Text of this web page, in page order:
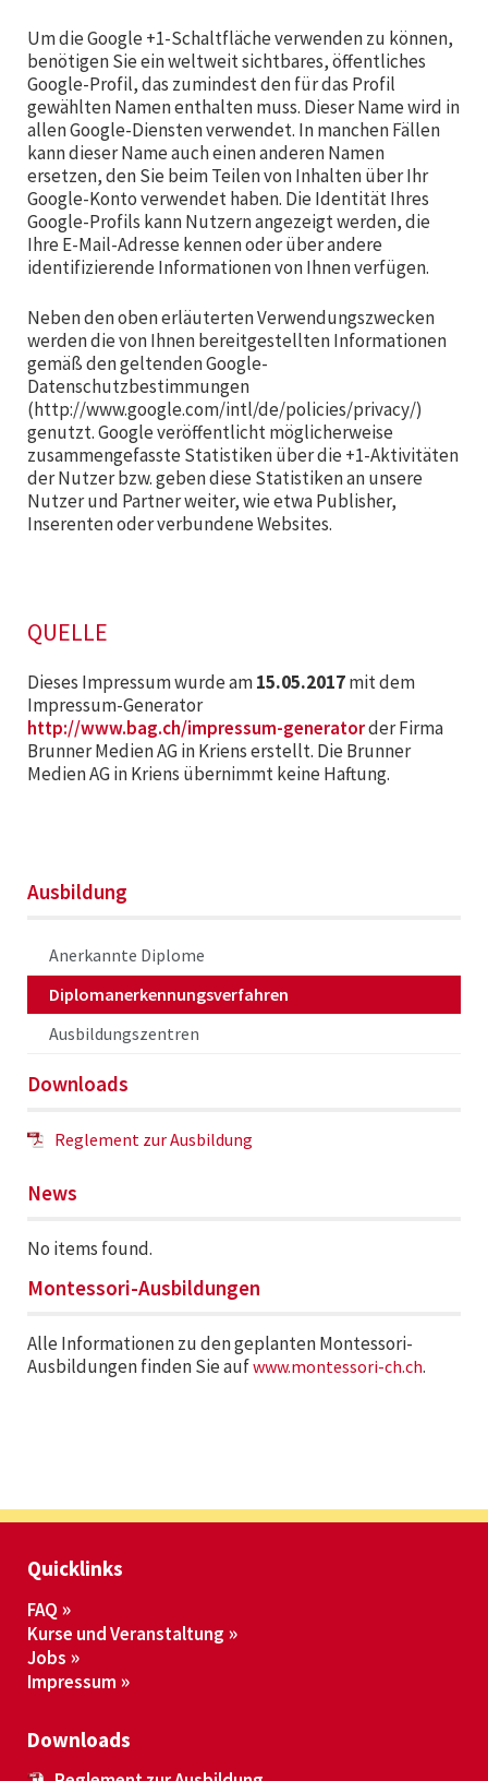
Um die Google +1-Schaltfläche verwenden zu können,
benötigen Sie ein weltweit sichtbares, öffentliches
Google-Profil, das zumindest den für das Profil
gewählten Namen enthalten muss. Dieser Name wird in
allen Google-Diensten verwendet. In manchen Fällen
kann dieser Name auch einen anderen Namen
ersetzen, den Sie beim Teilen von Inhalten über Ihr
Google-Konto verwendet haben. Die Identität Ihres
Google-Profils kann Nutzern angezeigt werden, die
Ihre E-Mail-Adresse kennen oder über andere
identifizierende Informationen von Ihnen verfügen.
Neben den oben erläuterten Verwendungszwecken
werden die von Ihnen bereitgestellten Informationen
gemäß den geltenden Google-
Datenschutzbestimmungen
(http://www.google.com/intl/de/policies/privacy/)
genutzt. Google veröffentlicht möglicherweise
zusammengefasste Statistiken über die +1-Aktivitäten
der Nutzer bzw. geben diese Statistiken an unsere
Nutzer und Partner weiter, wie etwa Publisher,
Inserenten oder verbundene Websites.
QUELLE
Dieses Impressum wurde am15.05.2017mit dem
Impressum-Generator
http://www.bag.ch/impressum-generatorder Firma
Brunner Medien AG in Kriens erstellt. Die Brunner
Medien AG in Kriens übernimmt keine Haftung.
Ausbildung
Anerkannte Diplome
Diplomanerkennungsverfahren
Ausbildungszentren
Downloads
Reglement zur Ausbildung
News
No items found.
Montessori-Ausbildungen
Alle Informationen zu den geplanten Montessori-
Ausbildungen finden Sie aufwww.montessori-ch.ch.
Quicklinks
FAQ
Kurse und Veranstaltung
Jobs
Impressum
Downloads